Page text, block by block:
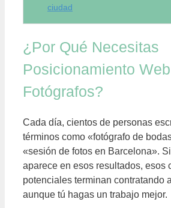
ciudad
¿Por Qué Necesitas
Posicionamiento
Fotógrafos?
Cada día, cientos de personas
términos como «fotógrafo de
«sesión de fotos en Barcelona».
aparece en esos resultados, esos
potenciales terminan contratando
aunque tú hagas un trabajo mejor.